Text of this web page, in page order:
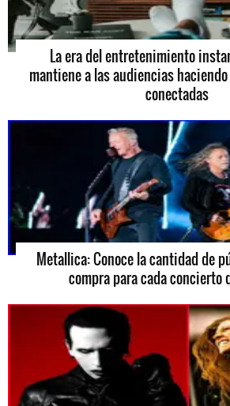
La era del entretenimiento
mantiene a las audiencias
conectadas
Metallica: Conoce la cantidad de
compra para cada concierto